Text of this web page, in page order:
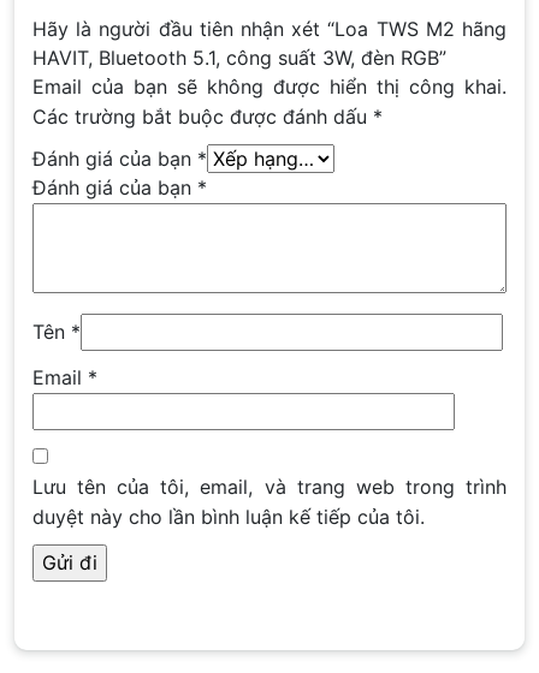
Hãy là người đầu tiên nhận xét “Loa TWS M2 hãng
HAVIT, Bluetooth 5.1, công suất 3W, đèn RGB”
Email của bạn sẽ không được hiển thị công khai.
Các trường bắt buộc được đánh dấu *
Đánh giá của bạn *
Đánh giá của bạn *
Tên *
Email *
Lưu tên của tôi, email, và trang web trong trình
duyệt này cho lần bình luận kế tiếp của tôi.